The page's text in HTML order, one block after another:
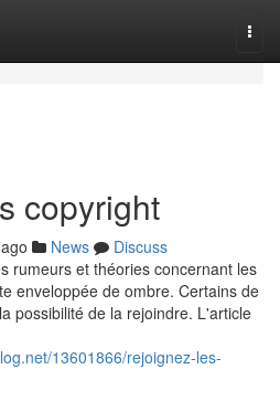
copyright
News
Discuss
rumeurs et théories concernant les
enveloppée de ombre. Certains de
possibilité de la rejoindre. L'article
13601866/rejoignez-les-